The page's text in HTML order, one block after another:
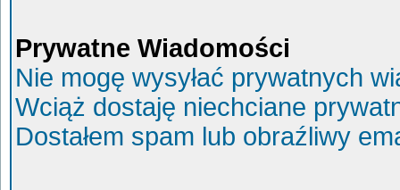
Prywatne Wiadomości
Nie mogę wysyłać prywatnych
Wciąż dostaję niechciane
Dostałem spam lub obraźliwy